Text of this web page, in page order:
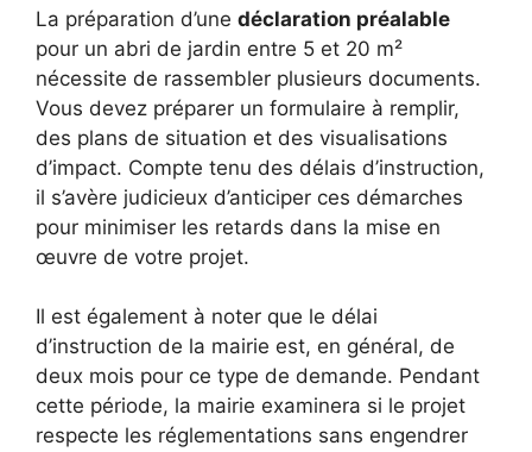
La préparation d’une déclaration préalable
pour un abri de jardin entre 5 et 20 m²
nécessite de rassembler plusieurs documents.
Vous devez préparer un formulaire à remplir,
des plans de situation et des visualisations
d’impact. Compte tenu des délais d’instruction,
il s’avère judicieux d’anticiper ces démarches
pour minimiser les retards dans la mise en
œuvre de votre projet.
Il est également à noter que le délai
d’instruction de la mairie est, en général, de
deux mois pour ce type de demande. Pendant
cette période, la mairie examinera si le projet
respecte les réglementations sans engendrer